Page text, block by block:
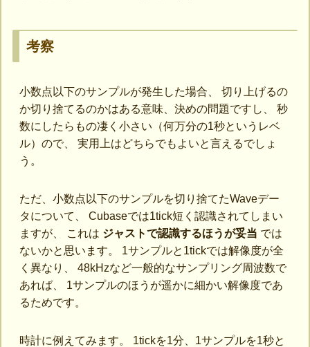
考察
小数点以下のサンプルが発生した場合、 切り上げるの
か切り捨てるのかはある意味、決めの問題ですし、 秒
数にしたらもの凄く小さい（何万分の1秒というレベ
ル）ので、 実用上はどちらでもよいと言えるでしょ
う。
ただ、小数点以下のサンプルを切り捨てたWaveデー
タについて、 Cubaseでは1tick短く認識されてしまい
ますが、 これは ジャストで認識するほうが妥当 では
ないかと思います。 1サンプルと1tickでは解像度が全
く異なり、 48kHzなど一般的なサンプリング周波数で
あれば、 1サンプルのほうが遥かに細かい解像度であ
るためです。
時計に例えてみます。 1tickを1分、1サンプルを1秒と